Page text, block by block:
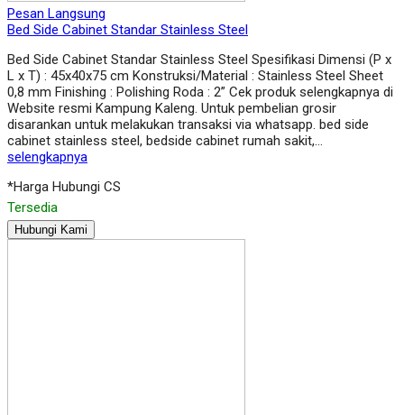
Pesan Langsung
Bed Side Cabinet Standar Stainless Steel
Bed Side Cabinet Standar Stainless Steel Spesifikasi Dimensi (P x
L x T) : 45x40x75 cm Konstruksi/Material : Stainless Steel Sheet
0,8 mm Finishing : Polishing Roda : 2” Cek produk selengkapnya di
Website resmi Kampung Kaleng. Untuk pembelian grosir
disarankan untuk melakukan transaksi via whatsapp. bed side
cabinet stainless steel, bedside cabinet rumah sakit,…
selengkapnya
*Harga Hubungi CS
Tersedia
Hubungi Kami